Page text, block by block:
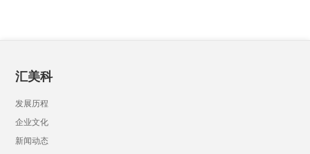
汇美科
发展历程
企业文化
新闻动态